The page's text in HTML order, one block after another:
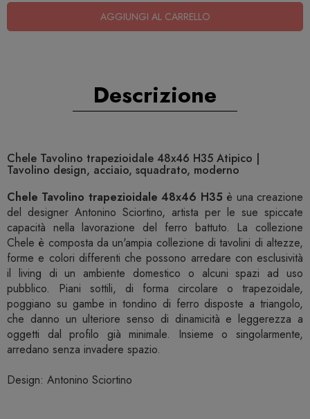
AGGIUNGI AL CARRELLO
Descrizione
Chele Tavolino trapezioidale 48x46 H35 Atipico |
Tavolino design, acciaio, squadrato, moderno
Chele Tavolino trapezioidale 48x46 H35 è una creazione
del designer Antonino Sciortino, artista per le sue spiccate
capacità nella lavorazione del ferro battuto. La collezione
Chele è composta da un'ampia collezione di tavolini di altezze,
forme e colori differenti che possono arredare con esclusività
il living di un ambiente domestico o alcuni spazi ad uso
pubblico. Piani sottili, di forma circolare o trapezoidale,
poggiano su gambe in tondino di ferro disposte a triangolo,
che danno un ulteriore senso di dinamicità e leggerezza a
oggetti dal profilo già minimale. Insieme o singolarmente,
arredano senza invadere spazio.
Design: Antonino Sciortino